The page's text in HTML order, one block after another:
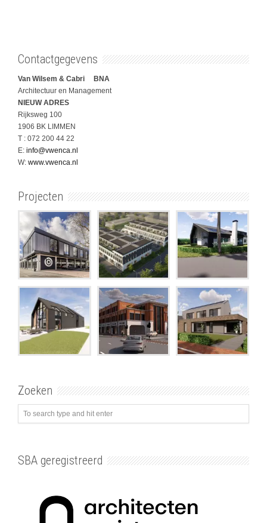
Contactgegevens
Van Wilsem & Cabri BNA
Architectuur en Management
NIEUW ADRES
Rijksweg 100
1906 BK LIMMEN
T : 072 200 44 22
E: info@vwenca.nl
W: www.vwenca.nl
Projecten
Zoeken
SBA geregistreerd